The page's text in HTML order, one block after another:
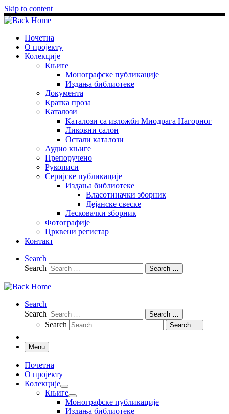
Skip to content
Почетна
О пројекту
Колекције
Књиге
Монографске публикације
Издања библиотеке
Документа
Кратка проза
Каталози
Каталози са изложби Миодрага Нагорног
Ликовни салон
Остали каталози
Аудио књиге
Препоручено
Рукописи
Серијске публикације
Издања библиотеке
Власотиначки зборник
Дејанске свеске
Лесковачки зборник
Фотографије
Црквени регистар
Контакт
Search
Search
Search …
Search
Search
Search …
Search Search …
Menu
Почетна
О пројекту
Колекције
Књиге
Монографске публикације
Издања библиотеке